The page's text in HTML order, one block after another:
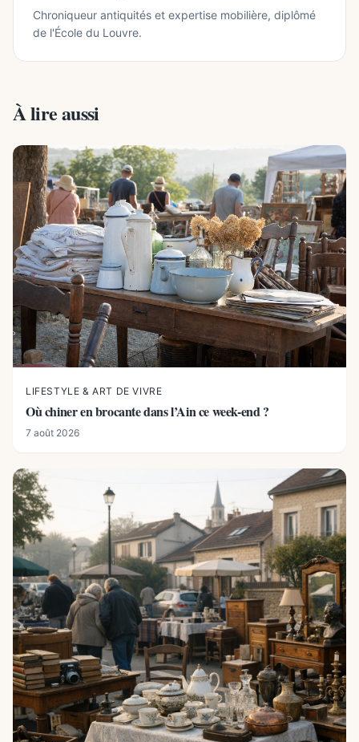
Chroniqueur antiquités et expertise mobilière, diplômé
de l'École du Louvre.
À lire aussi
LIFESTYLE & ART DE VIVRE
Où chiner en brocante dans l’Ain ce week-end ?
7 août 2026